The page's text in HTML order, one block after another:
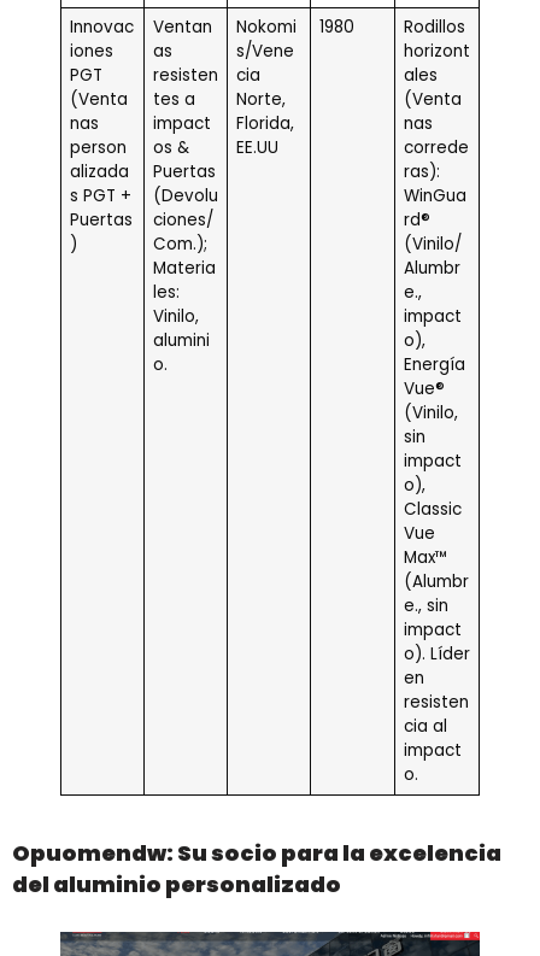
Innovac
iones
PGT
(Venta
nas
person
alizada
s PGT +
Puertas
)
Ventan
as
resisten
tes a
impact
os &
Puertas
(Devolu
ciones/
Com.);
Materia
les:
Vinilo,
alumini
o.
Nokomi
s/Vene
cia
Norte,
Florida,
EE.UU
1980
Rodillos
horizont
ales
(Venta
nas
correde
ras):
WinGua
rd®
(Vinilo/
Alumbr
e.,
impact
o),
Energía
Vue®
(Vinilo,
sin
impact
o),
Classic
Vue
Max™
(Alumbr
e., sin
impact
o). Líder
en
resisten
cia al
impact
o.
Opuomendw: Su socio para la excelencia
del aluminio personalizado